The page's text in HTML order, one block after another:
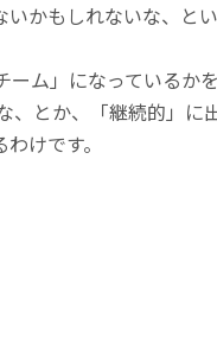
かもしれないな、と
ム」になっているか
、とか、「継続的」に
けです。